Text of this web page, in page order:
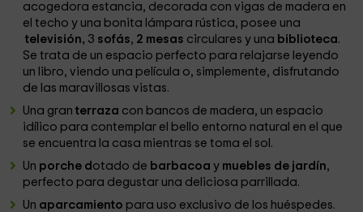
acogedora estancia, decorada con vigas de madera en
el techo y una bonita lámpara rústica, posee una
televisión, 3 sofás, 2 mesas circulares y una biblioteca.
Se trata de un espacio perfecto para relajarse leyendo
un libro, viendo una película o, simplemente, disfrutando
de las maravillosas vistas.
Una granterraza con bancos de madera, un espacio
idílico para contemplar el bello entorno natural en el que
se encuentra la casa mientras se toma el sol.
Un porche d otado de barbacoa y muebles de jardín,
perfecto para degustar una deliciosa parrillada.
Un aparcamiento para uso exclusivo de los huéspedes.